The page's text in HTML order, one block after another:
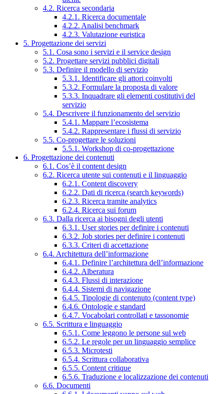
4.2. Ricerca secondaria
4.2.1. Ricerca documentale
4.2.2. Analisi benchmark
4.2.3. Valutazione euristica
5. Progettazione dei servizi
5.1. Cosa sono i servizi e il service design
5.2. Progettare servizi pubblici digitali
5.3. Definire il modello di servizio
5.3.1. Identificare gli attori coinvolti
5.3.2. Formulare la proposta di valore
5.3.3. Inquadrare gli elementi costitutivi del
servizio
5.4. Descrivere il funzionamento del servizio
5.4.1. Mappare l’ecosistema
5.4.2. Rappresentare i flussi di servizio
5.5. Co-progettare le soluzioni
5.5.1. Workshop di co-progettazione
6. Progettazione dei contenuti
6.1. Cos’è il content design
6.2. Ricerca utente sui contenuti e il linguaggio
6.2.1. Content discovery
6.2.2. Dati di ricerca (search keywords)
6.2.3. Ricerca tramite analytics
6.2.4. Ricerca sui forum
6.3. Dalla ricerca ai bisogni degli utenti
6.3.1. User stories per definire i contenuti
6.3.2. Job stories per definire i contenuti
6.3.3. Criteri di accettazione
6.4. Architettura dell’informazione
6.4.1. Definire l’architettura dell’informazione
6.4.2. Alberatura
6.4.3. Flussi di interazione
6.4.4. Sistemi di navigazione
6.4.5. Tipologie di contenuto (content type)
6.4.6. Ontologie e standard
6.4.7. Vocabolari controllati e tassonomie
6.5. Scrittura e linguaggio
6.5.1. Come leggono le persone sul web
6.5.2. Le regole per un linguaggio semplice
6.5.3. Microtesti
6.5.4. Scrittura collaborativa
6.5.5. Content critique
6.5.6. Traduzione e localizzazione dei contenuti
6.6. Documenti